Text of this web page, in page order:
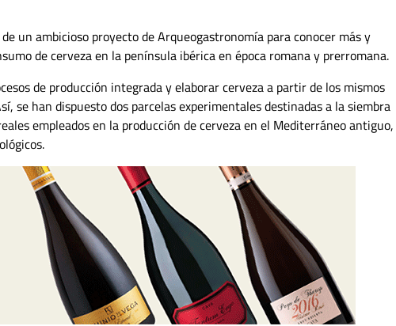
un ambicioso proyecto de Arqueogastronomía para conocer más y
de cerveza en la península ibérica en época romana y prerromana.
de producción integrada y elaborar cerveza a partir de los mismos
se han dispuesto dos parcelas experimentales destinadas a la siembra
empleados en la producción de cerveza en el Mediterráneo antiguo,